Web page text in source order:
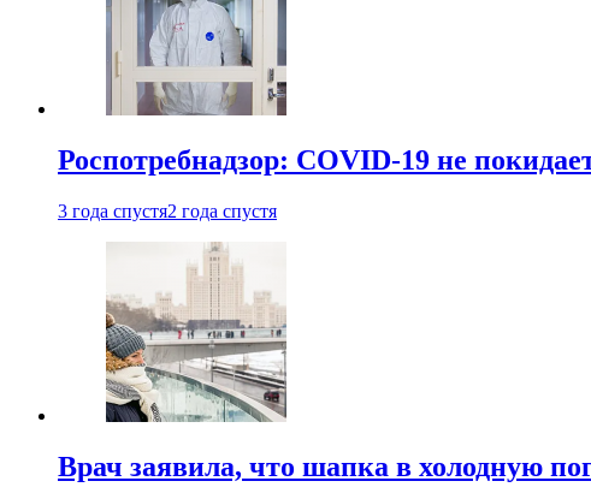
Роспотребнадзор: COVID-19 не
3 года спустя2 года спустя
Врач заявила, что шапка в холодную